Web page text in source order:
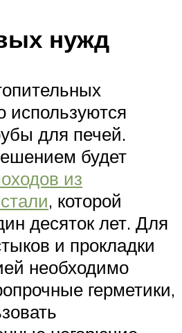
нужд
используются
для печей.
будет
из
, которой
десяток лет. Для
и прокладки
необходимо
герметики,